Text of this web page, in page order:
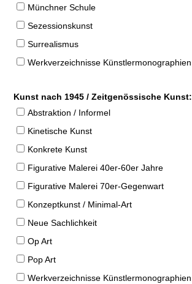
Münchner Schule
Sezessionskunst
Surrealismus
Werkverzeichnisse Künstlermonographien
Kunst nach 1945 / Zeitgenössische Kunst:
Abstraktion / Informel
Kinetische Kunst
Konkrete Kunst
Figurative Malerei 40er-60er Jahre
Figurative Malerei 70er-Gegenwart
Konzeptkunst / Minimal-Art
Neue Sachlichkeit
Op Art
Pop Art
Werkverzeichnisse Künstlermonographien